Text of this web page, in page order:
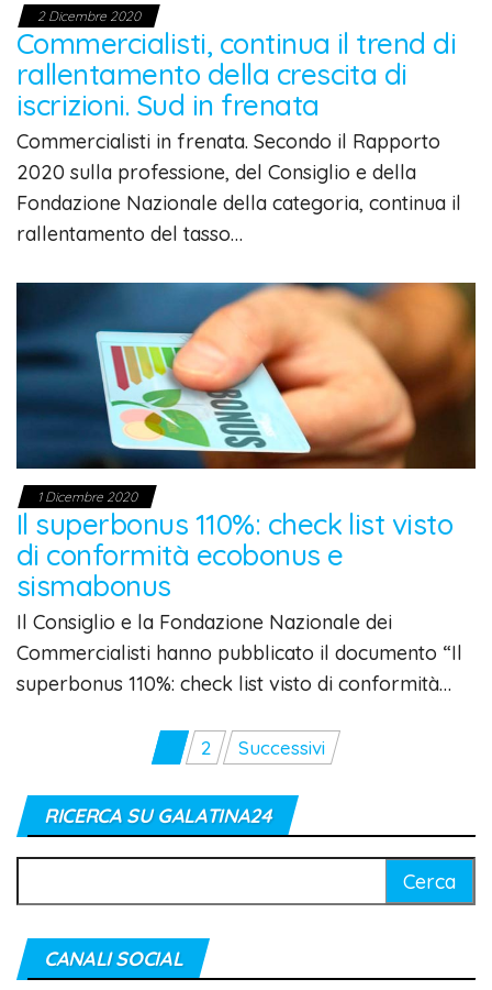
2 Dicembre 2020
Commercialisti, continua il trend di
rallentamento della crescita di
iscrizioni. Sud in frenata
Commercialisti in frenata. Secondo il Rapporto
2020 sulla professione, del Consiglio e della
Fondazione Nazionale della categoria, continua il
rallentamento del tasso…
1 Dicembre 2020
Il superbonus 110%: check list visto
di conformità ecobonus e
sismabonus
Il Consiglio e la Fondazione Nazionale dei
Commercialisti hanno pubblicato il documento “Il
superbonus 110%: check list visto di conformità…
Paginazione
degli
articoli
2 Successivi
RICERCA SU GALATINA24
per:
CANALI SOCIAL